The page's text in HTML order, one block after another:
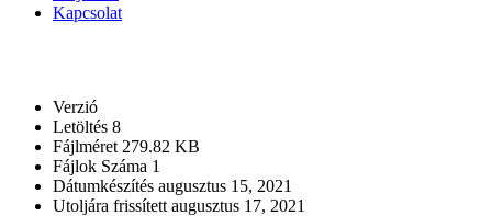
Kapcsolat
Verzió
Letöltés 8
Fájlméret 279.82 KB
Fájlok Száma 1
Dátumkészítés augusztus 15, 2021
Utoljára frissített augusztus 17, 2021